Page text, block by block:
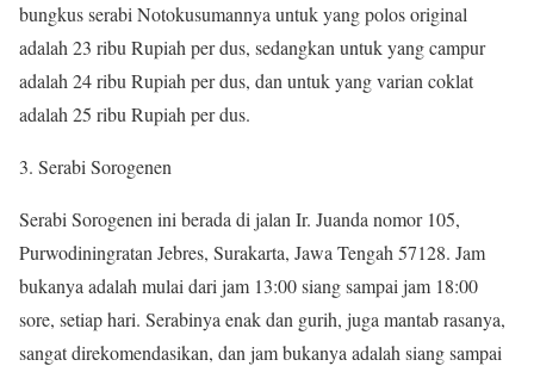
bungkus serabi Notokusumannya untuk yang polos original
adalah 23 ribu Rupiah per dus, sedangkan untuk yang campur
adalah 24 ribu Rupiah per dus, dan untuk yang varian coklat
adalah 25 ribu Rupiah per dus.
3. Serabi Sorogenen
Serabi Sorogenen ini berada di jalan Ir. Juanda nomor 105,
Purwodiningratan Jebres, Surakarta, Jawa Tengah 57128. Jam
bukanya adalah mulai dari jam 13:00 siang sampai jam 18:00
sore, setiap hari. Serabinya enak dan gurih, juga mantab rasanya,
sangat direkomendasikan, dan jam bukanya adalah siang sampai